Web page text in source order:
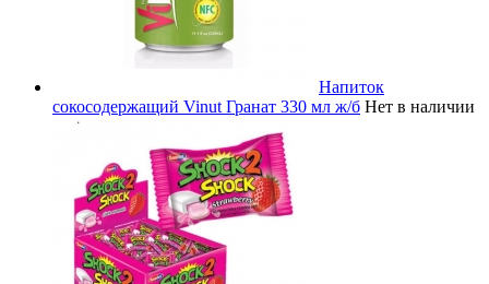
Напиток
сокосодержащий Vinut Гранат 330 мл ж/б Нет в наличии